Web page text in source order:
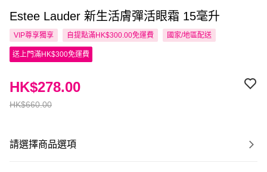
Estee Lauder 新生活膚彈活眼霜 15毫升
VIP尊享獨享 自提點滿HK$300.00免運費 國家/地區配送
送上門滿HK$300免運費
HK$660.00
HK$278.00
請選擇商品選項